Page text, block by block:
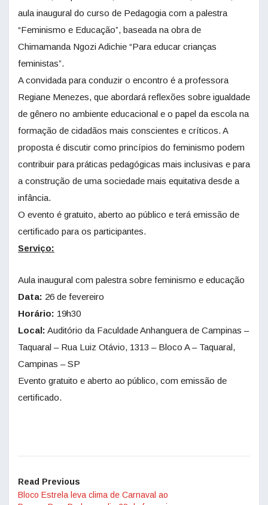
aula inaugural do curso de Pedagogia com a palestra
“Feminismo e Educação”, baseada na obra de
Chimamanda Ngozi Adichie “Para educar crianças
feministas”.
A convidada para conduzir o encontro é a professora
Regiane Menezes, que abordará reflexões sobre igualdade
de gênero no ambiente educacional e o papel da escola na
formação de cidadãos mais conscientes e críticos. A
proposta é discutir como princípios do feminismo podem
contribuir para práticas pedagógicas mais inclusivas e para
a construção de uma sociedade mais equitativa desde a
infância.
O evento é gratuito, aberto ao público e terá emissão de
certificado para os participantes.
Serviço:
Aula inaugural com palestra sobre feminismo e educação
Data: 26 de fevereiro
Horário: 19h30
Local: Auditório da Faculdade Anhanguera de Campinas –
Taquaral – Rua Luiz Otávio, 1313 – Bloco A – Taquaral,
Campinas – SP
Evento gratuito e aberto ao público, com emissão de
certificado.
Read Previous
Bloco Estrela leva clima de Carnaval ao